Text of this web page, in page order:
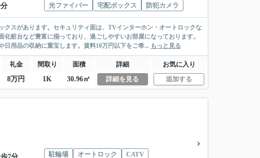
光ファイバー
宅配ボックス 防犯カメラ
スがあります。セキュリティ面は、TVインターホン・オートロックな
粧台など豊富に揃っており、過ごしやすいお部屋になっております。
用品の収納に重宝します。賃料10万円以下をご希... もっと見る
礼金 間取り 面積 詳細
お気に入り
8万円 1K 30.96㎡ 詳細を見る 追加する
駐輪場 オートロック CATV